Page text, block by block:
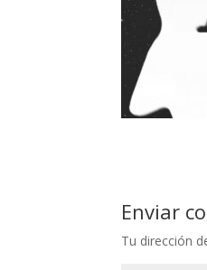
Enviar
Tu dirección